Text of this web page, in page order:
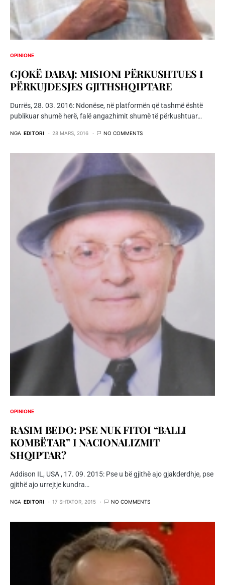
OPINIONE
GJOKË DABAJ: MISIONI PËRKUSHTUES I
PËRKUJDESJES GJITHSHQIPTARE
Durrës, 28. 03. 2016: Ndonëse, në platformën që tashmë është
publikuar shumë herë, falë angazhimit shumë të përkushtuar…
NGA EDITORI 28 MARS, 2016 NO COMMENTS
OPINIONE
RASIM BEDO: PSE NUK FITOI “BALLI
KOMBËTAR” I NACIONALIZMIT
SHQIPTAR?
Addison IL, USA , 17. 09. 2015: Pse u bë gjithë ajo gjakderdhje, pse
gjithë ajo urrejtje kundra…
NGA EDITORI 17 SHTATOR, 2015 NO COMMENTS